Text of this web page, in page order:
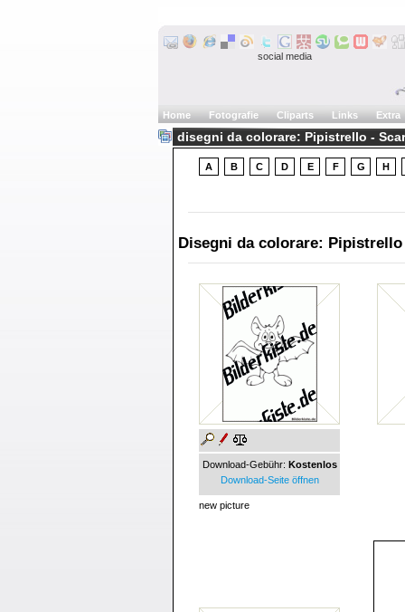
social media
Home Fotografie Cliparts Links Extra
disegni da colorare: Pipistrello -
A B C D E F G H
Disegni da colorare: Pipistrello
Download-Gebühr: Kostenlos
Download-Seite öffnen
new picture